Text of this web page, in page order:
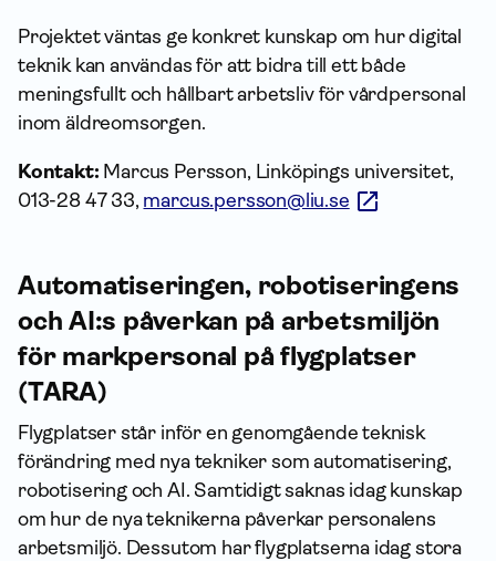
Projektet väntas ge konkret kunskap om hur digital
teknik kan användas för att bidra till ett både
meningsfullt och hållbart arbetsliv för vårdpersonal
inom äldreomsorgen.
Kontakt: Marcus Persson, Linköpings universitet,
013-28 47 33, marcus.persson@liu.se
Automatiseringen, robotiseringens
och AI:s påverkan på arbetsmiljön
för markpersonal på flygplatser
(TARA)
Flygplatser står inför en genomgående teknisk
förändring med nya tekniker som automatisering,
robotisering och AI. Samtidigt saknas idag kunskap
om hur de nya teknikerna påverkar personalens
arbetsmiljö. Dessutom har flygplatserna idag stora